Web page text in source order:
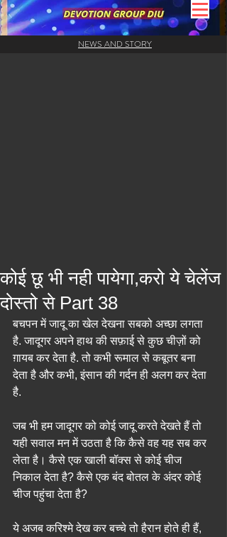
NEWS AND STORY
कोई छू भी नही पायेगा,करो ये चेलेंज
दोस्तो से Part 38
बचपन में जादू का खेल देखना सबको अच्छा लगता
है. जादूगर अपने हाथ की सफ़ाई से कुछ चीज़ों को
ग़ायब कर देता है. तो कभी रूमाल से कबूतर बना
देता है और कभी, इंसान की गर्दन ही अलग कर देता
है.
जब भी हम जादूगर को कोई जादू करते देखते हैं तो
यही सवाल मन में उठता है कि कैसे वह यह सब कर
लेता है। कैसे एक खाली बॉक्स से कोई चीज
निकाल देता है? कैसे एक बंद बोतल के अंदर कोई
चीज पहुंचा देता है?
ये अजब करिश्मे देख कर बच्चे तो हैरान होते ही हैं,